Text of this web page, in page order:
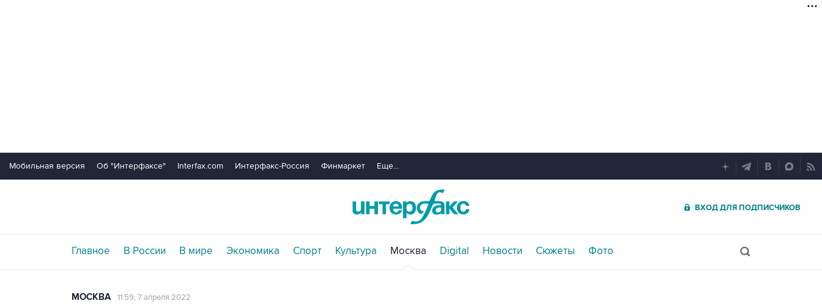
Мобильная версия Об "Интерфаксе" Interfax.com Интерфакс-Россия Финмаркет Еще...
ВХОД ДЛЯ ПОДПИСЧИКОВ
Главное В России В мире Экономика Спорт Культура Москва Digital Новости Сюжеты Фото
МОСКВА 11:59, 7 апреля 2022